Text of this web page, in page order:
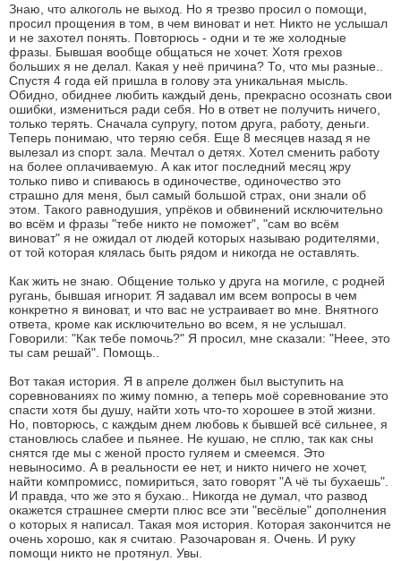
Знаю, что алкоголь не выход. Но я трезво просил о помощи,
просил прощения в том, в чем виноват и нет. Никто не услышал
и не захотел понять. Повторюсь - одни и те же холодные
фразы. Бывшая вообще общаться не хочет. Хотя грехов
больших я не делал. Какая у неё причина? То, что мы разные..
Спустя 4 года ей пришла в голову эта уникальная мысль.
Обидно, обиднее любить каждый день, прекрасно осознать свои
ошибки, измениться ради себя. Но в ответ не получить ничего,
только терять. Сначала супругу, потом друга, работу, деньги.
Теперь понимаю, что теряю себя. Еще 8 месяцев назад я не
вылезал из спорт. зала. Мечтал о детях. Хотел сменить работу
на более оплачиваемую. А как итог последний месяц жру
только пиво и спиваюсь в одиночестве, одиночество это
страшно для меня, был самый большой страх, они знали об
этом. Такого равнодушия, упрёков и обвинений исключительно
во всём и фразы "тебе никто не поможет", "сам во всём
виноват" я не ожидал от людей которых называю родителями,
от той которая клялась быть рядом и никогда не оставлять.
Как жить не знаю. Общение только у друга на могиле, с родней
ругань, бывшая игнорит. Я задавал им всем вопросы в чем
конкретно я виноват, и что вас не устраивает во мне. Внятного
ответа, кроме как исключительно во всем, я не услышал.
Говорили: "Как тебе помочь?" Я просил, мне сказали: "Неее, это
ты сам решай". Помощь..
Вот такая история. Я в апреле должен был выступить на
соревнованиях по жиму помню, а теперь моё соревнование это
спасти хотя бы душу, найти хоть что-то хорошее в этой жизни.
Но, повторюсь, с каждым днем любовь к бывшей всё сильнее, я
становлюсь слабее и пьянее. Не кушаю, не сплю, так как сны
снятся где мы с женой просто гуляем и смеемся. Это
невыносимо. А в реальности ее нет, и никто ничего не хочет,
найти компромисс, помириться, зато говорят "А чё ты бухаешь".
И правда, что же это я бухаю.. Никогда не думал, что развод
окажется страшнее смерти плюс все эти "весёлые" дополнения
о которых я написал. Такая моя история. Которая закончится не
очень хорошо, как я считаю. Разочарован я. Очень. И руку
помощи никто не протянул. Увы.